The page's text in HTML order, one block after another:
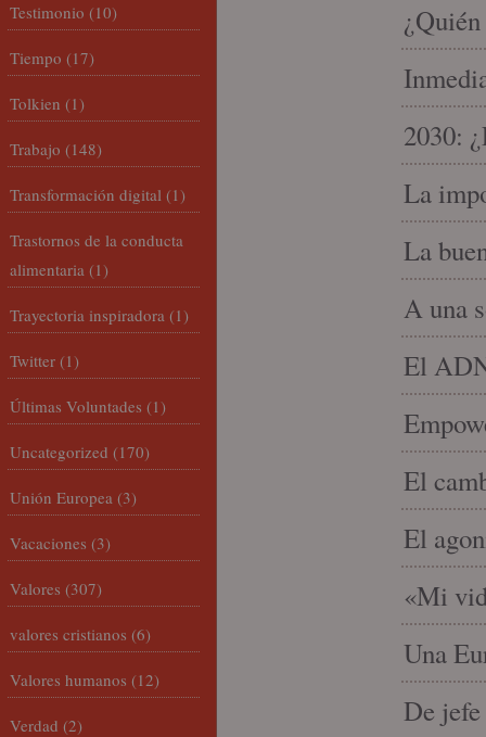
2030:
La
La
A una
El
El
El
«Mi
Una
De
Testimonio (10)
Tiempo (17)
Tolkien (1)
Trabajo (148)
Transformación digital (1)
Trastornos de la conducta
alimentaria (1)
Trayectoria inspiradora (1)
Twitter (1)
Últimas Voluntades (1)
Uncategorized (170)
Unión Europea (3)
Vacaciones (3)
Valores (307)
valores cristianos (6)
Valores humanos (12)
Verdad (2)